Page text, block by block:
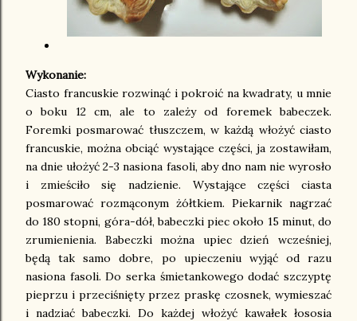
Wykonanie:
Ciasto francuskie rozwinąć i pokroić na kwadraty, u mnie
o boku 12 cm, ale to zależy od foremek babeczek.
Foremki posmarować tłuszczem, w każdą włożyć ciasto
francuskie, można obciąć wystające części, ja zostawiłam,
na dnie ułożyć 2-3 nasiona fasoli, aby dno nam nie wyrosło
i zmieściło się nadzienie. Wystające części ciasta
posmarować rozmąconym żółtkiem. Piekarnik nagrzać
do 180 stopni, góra-dół, babeczki piec około 15 minut, do
zrumienienia. Babeczki można upiec dzień wcześniej,
będą tak samo dobre, po upieczeniu wyjąć od razu
nasiona fasoli. Do serka śmietankowego dodać szczyptę
pieprzu i przeciśnięty przez praskę czosnek, wymieszać
i nadziać babeczki. Do każdej włożyć kawałek łososia